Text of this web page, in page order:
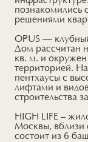
познакомились
решениями
OPUS —
Дом рассчитан
кв. м. и
территорией.
пентхаусы с
лифтами и
строительства
HIGH LIFE –
Москвы, вблизи
состоит из 6